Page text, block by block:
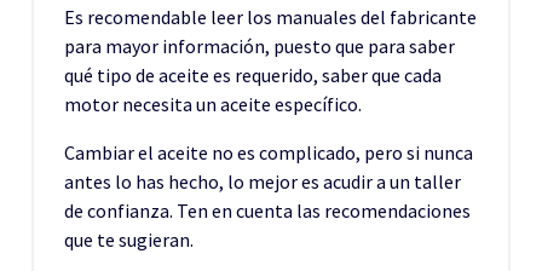
Es recomendable leer los manuales del fabricante
para mayor información, puesto que para saber
qué tipo de aceite es requerido, saber que cada
motor necesita un aceite específico.
Cambiar el aceite no es complicado, pero si nunca
antes lo has hecho, lo mejor es acudir a un taller
de confianza. Ten en cuenta las recomendaciones
que te sugieran.